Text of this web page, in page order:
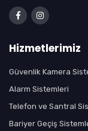
Hizmetlerimiz
Güvenlik Kamera
Alarm Sistemleri
Telefon ve Santral
Bariyer Geçiş